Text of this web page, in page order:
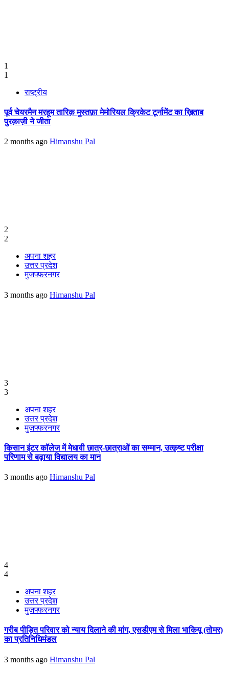
1
1
राष्ट्रीय
पूर्व चेयरमैन मरहूम तारिक़ मुस्तफ़ा मेमोरियल क्रिकेट टूर्नामेंट का ख़िताब
पुरक़ाज़ी ने जीता
2 months ago Himanshu Pal
2
2
अपना शहर
उत्तर प्रदेश
मुजफ्फरनगर
3 months ago Himanshu Pal
3
3
अपना शहर
उत्तर प्रदेश
मुजफ्फरनगर
किसान इंटर कॉलेज में मेधावी छात्र-छात्राओं का सम्मान, उत्कृष्ट परीक्षा
परिणाम से बढ़ाया विद्यालय का मान
3 months ago Himanshu Pal
4
4
अपना शहर
उत्तर प्रदेश
मुजफ्फरनगर
गरीब पीड़ित परिवार को न्याय दिलाने की मांग, एसडीएम से मिला भाकियू (तोमर)
का प्रतिनिधिमंडल
3 months ago Himanshu Pal